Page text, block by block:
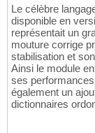
Le célèbre
disponible en
représentait un
mouture corrige
stabilisation et
Ainsi le module
ses
également un
dictionnaires